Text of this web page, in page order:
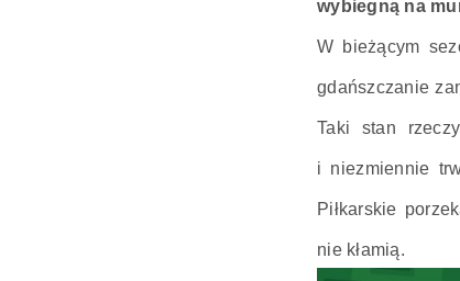
wybiegną na
W bieżącym
gdańszczanie
Taki stan
i niezmiennie
Piłkarskie
nie kłamią.